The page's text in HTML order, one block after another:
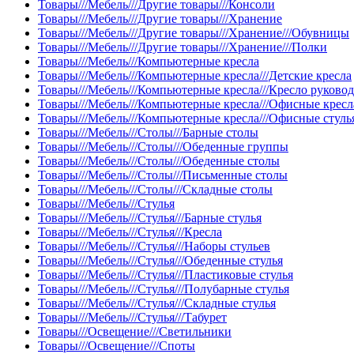
Товары///Мебель///Другие товары///Консоли
Товары///Мебель///Другие товары///Хранение
Товары///Мебель///Другие товары///Хранение///Обувницы
Товары///Мебель///Другие товары///Хранение///Полки
Товары///Мебель///Компьютерные кресла
Товары///Мебель///Компьютерные кресла///Детские кресла
Товары///Мебель///Компьютерные кресла///Кресло
Товары///Мебель///Компьютерные кресла///Офисные
Товары///Мебель///Компьютерные кресла///Офисные
Товары///Мебель///Столы///Барные столы
Товары///Мебель///Столы///Обеденные группы
Товары///Мебель///Столы///Обеденные столы
Товары///Мебель///Столы///Письменные столы
Товары///Мебель///Столы///Складные столы
Товары///Мебель///Стулья
Товары///Мебель///Стулья///Барные стулья
Товары///Мебель///Стулья///Кресла
Товары///Мебель///Стулья///Наборы стульев
Товары///Мебель///Стулья///Обеденные стулья
Товары///Мебель///Стулья///Пластиковые стулья
Товары///Мебель///Стулья///Полубарные стулья
Товары///Мебель///Стулья///Складные стулья
Товары///Мебель///Стулья///Табурет
Товары///Освещение///Светильники
Товары///Освещение///Споты